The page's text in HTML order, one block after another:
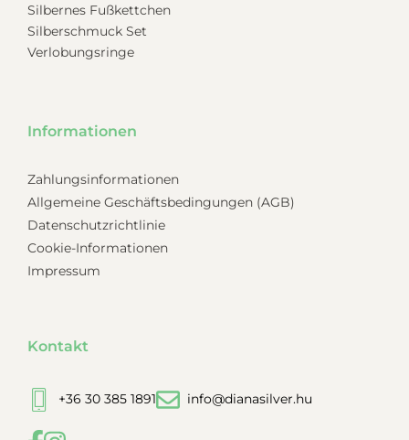
Silbernes Fußkettchen
Silberschmuck Set
Verlobungsringe
Informationen
Zahlungsinformationen
Allgemeine Geschäftsbedingungen (AGB)
Datenschutzrichtlinie
Cookie-Informationen
Impressum
Kontakt
+36 30 385 1891 info@dianasilver.hu